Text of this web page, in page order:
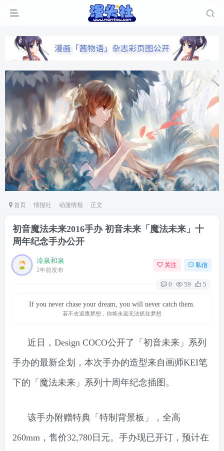
首页 情报社 动漫情报 正文
初音魔法未来2016手办 初音未来「魔法未来」十
周年纪念手办公开
冷泉和泉
2年前发布
关注 私信
0 59 5
If you never chase your dream, you will never catch them.
若不去追逐梦想，你将永远无法抓住梦想
近日，Design COCO公开了「初音未来」系列
手办的最新企划，本次手办的造型来自画师KEI笔
下的「魔法未来」系列十周年纪念插图。
该手办附赠特典「特制背景板」，全高
260mm，售价32,780日元。手办现已开订，预计在